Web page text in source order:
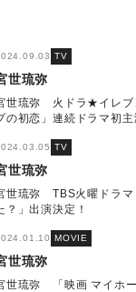
TV
世琉弥
世琉弥 火ドラ★イレブ
の初恋」連続ドラマ初主
TV
世琉弥
世琉弥 TBS火曜ドラマ
？」出演決定！
MOVIE
世琉弥
世琉弥 「映画 マイホ